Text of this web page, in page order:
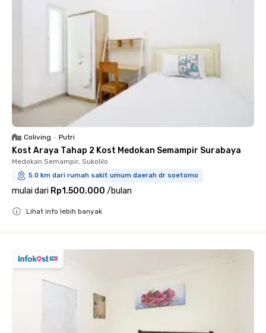
Coliving • Putri
Kost Araya Tahap 2 Kost Medokan Semampir Surabaya
Medokan Semampir, Sukolilo
5.0 km dari rumah sakit umum daerah dr soetomo
mulai dari Rp1.500.000 /bulan
Lihat info lebih banyak